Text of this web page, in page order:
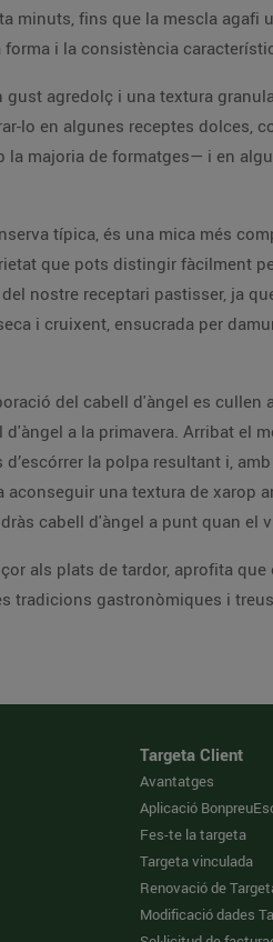
minuts, fins que la mescla
i la consistència
agredolç i una textura
lo en algunes receptes dolces,
majoria de formatges— i en
típica, és una mica més
que pots distingir fàcilment
nostre receptari pastisser, ja
i cruixent, ensucrada per
del cabell d'àngel es
a la primavera. Arribat el
la polpa resultant i,
aconseguir una textura de
cabell d'àngel a punt quan
als plats de tardor, aprofita
tradicions gastronòmiques i
Targeta Client
Avantatges
Aplicació
Fes-te la targeta
Targeta vinculada
Renovació de
Modificació dades